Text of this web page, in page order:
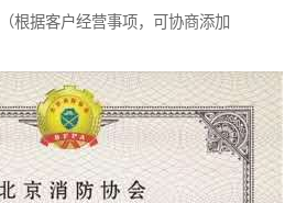
根据客户经营事项，可协商添加